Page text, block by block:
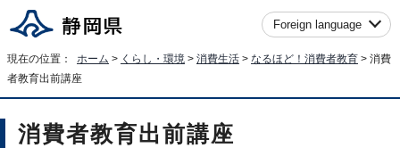
Foreign language
現在の位置： ホーム > くらし・環境 > 消費生活 > なるほど！消費者教育 > 消費
者教育出前講座
消費者教育出前講座